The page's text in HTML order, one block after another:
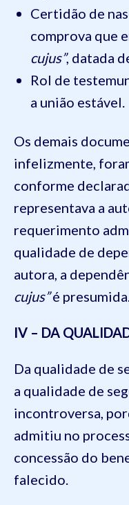
Certidão de
comprova que
cujus”, datada
Rol de
a união estável.
Os demais
infelizmente,
conforme
representava a
requerimento
qualidade de
autora, a
cujus”é presumida.
IV – DA
Da qualidade de
a qualidade de
incontroversa,
admitiu no
concessão do
falecido.